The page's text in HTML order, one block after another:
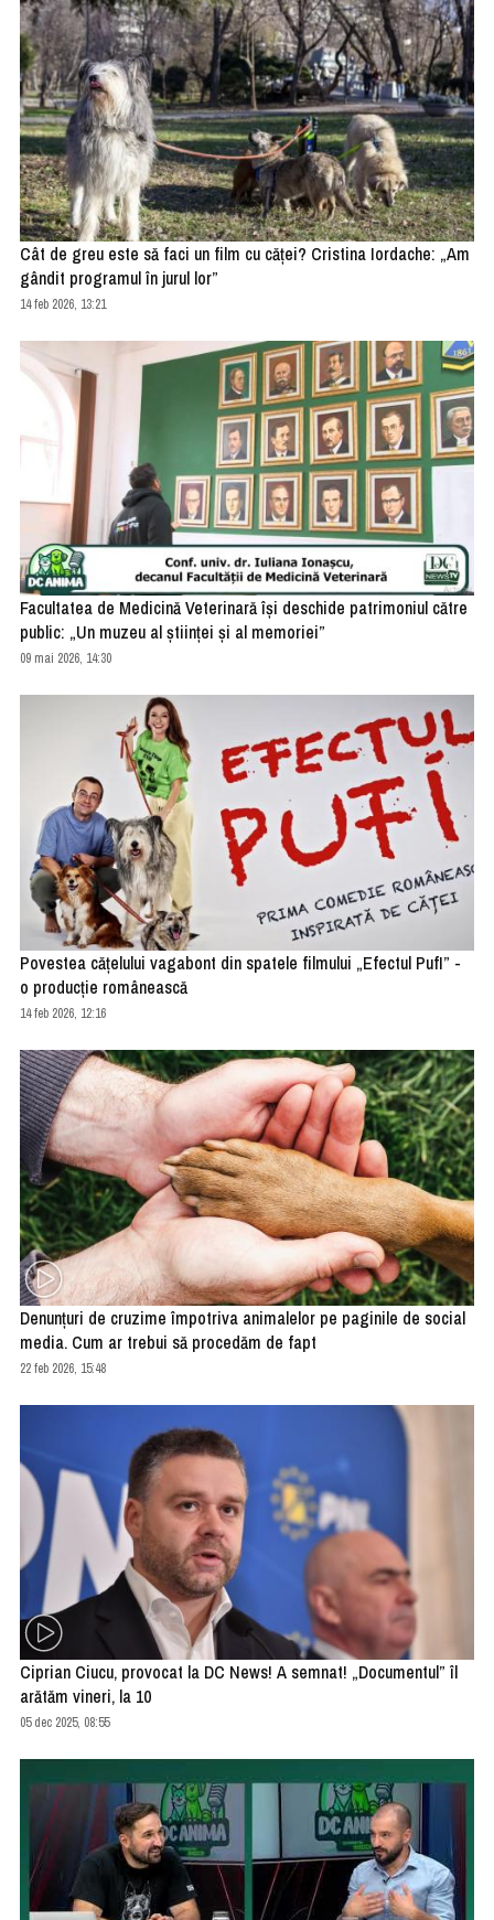
Cât de greu este să faci un film cu căței? Cristina Iordache: „Am
gândit programul în jurul lor”
14 feb 2026, 13:21
Facultatea de Medicină Veterinară își deschide patrimoniul către
public: „Un muzeu al științei și al memoriei”
09 mai 2026, 14:30
Povestea cățelului vagabont din spatele filmului „Efectul PufI” -
o producție românească
14 feb 2026, 12:16
Denunțuri de cruzime împotriva animalelor pe paginile de social
media. Cum ar trebui să procedăm de fapt
22 feb 2026, 15:48
Ciprian Ciucu, provocat la DC News! A semnat! „Documentul” îl
arătăm vineri, la 10
05 dec 2025, 08:55